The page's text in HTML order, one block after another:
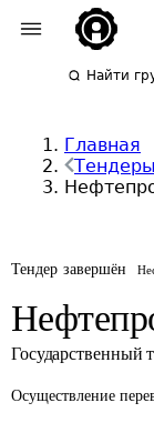
Найти
Главная
Тендеры
Тендер завершён
Государственный
Осуществление